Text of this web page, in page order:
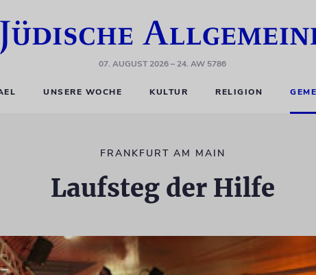
07. AUGUST 2026– 24. AW 5786
UNSERE WOCHE KULTUR RELIGION
FRANKFURT AM MAIN
Laufsteg der Hilfe